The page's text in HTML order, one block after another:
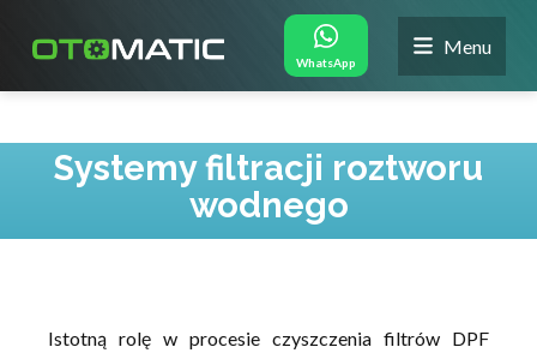
WhatsApp
Menu
Systemy filtracji roztworu
wodnego
Istotną rolę w procesie czyszczenia filtrów DPF